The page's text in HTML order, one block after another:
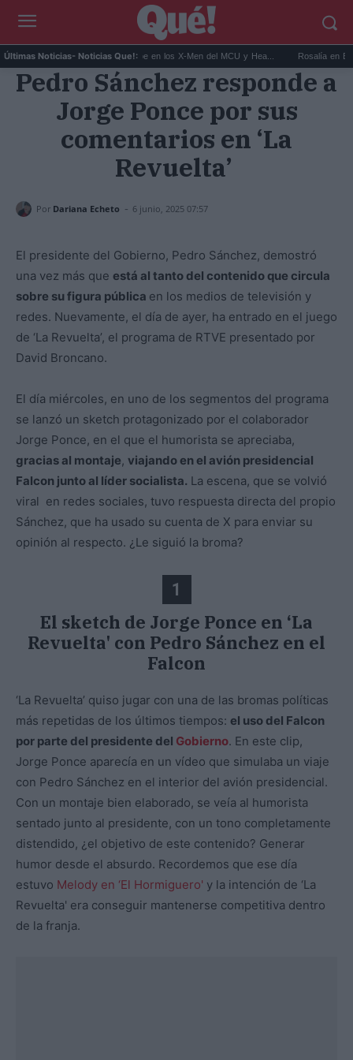
Últimas Noticias- Noticias Que!:
Kit Connor será Cíclope en los X-Men del MCU y Hea... Rosalía en Buenos
Pedro Sánchez responde a
Jorge Ponce por sus
comentarios en ‘La
Revuelta’
Por Dariana Echeto - 6 junio, 2025 07:57
El presidente del Gobierno, Pedro Sánchez, demostró
una vez más que está al tanto del contenido que circula
sobre su figura pública en los medios de televisión y
redes. Nuevamente, el día de ayer, ha entrado en el juego
de ‘La Revuelta’, el programa de RTVE presentado por
David Broncano.
El día miércoles, en uno de los segmentos del programa
se lanzó un sketch protagonizado por el colaborador
Jorge Ponce, en el que el humorista se apreciaba,
gracias al montaje, viajando en el avión presidencial
Falcon junto al líder socialista. La escena, que se volvió
viral en redes sociales, tuvo respuesta directa del propio
Sánchez, que ha usado su cuenta de X para enviar su
opinión al respecto. ¿Le siguió la broma?
1
El sketch de Jorge Ponce en ‘La
Revuelta' con Pedro Sánchez en el
Falcon
‘La Revuelta’ quiso jugar con una de las bromas políticas
más repetidas de los últimos tiempos: el uso del Falcon
por parte del presidente del Gobierno. En este clip,
Jorge Ponce aparecía en un vídeo que simulaba un viaje
con Pedro Sánchez en el interior del avión presidencial.
Con un montaje bien elaborado, se veía al humorista
sentado junto al presidente, con un tono completamente
distendido, ¿el objetivo de este contenido? Generar
humor desde el absurdo. Recordemos que ese día
estuvo Melody en ‘El Hormiguero' y la intención de ‘La
Revuelta' era conseguir mantenerse competitiva dentro
de la franja.